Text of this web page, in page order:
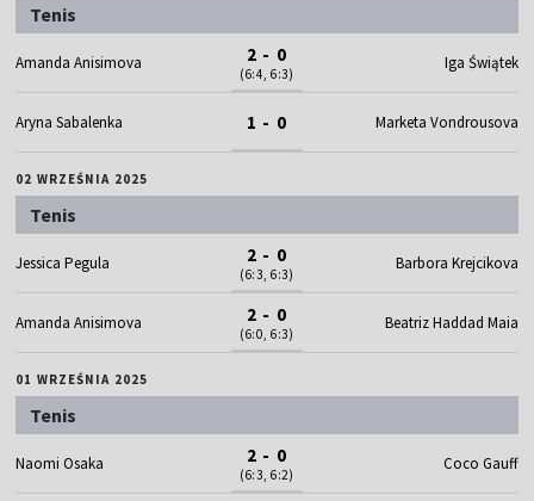
Tenis
Amanda Anisimova 2 - 0
(6:4, 6:3)
Iga Świątek
Aryna Sabalenka 1 - 0 Marketa Vondrousova
02 WRZEŚNIA 2025
Tenis
Jessica Pegula 2 - 0
(6:3, 6:3)
Barbora Krejcikova
Amanda Anisimova 2 - 0
(6:0, 6:3)
Beatriz Haddad Maia
01 WRZEŚNIA 2025
Tenis
Naomi Osaka 2 - 0
(6:3, 6:2)
Coco Gauff